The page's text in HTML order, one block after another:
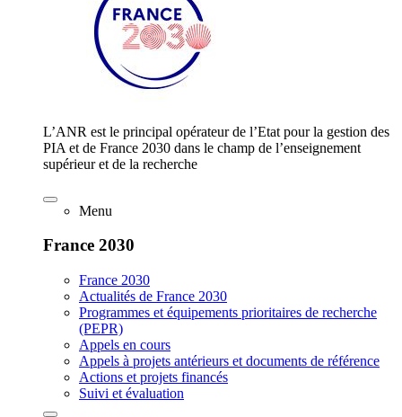
L’ANR est le principal opérateur de l’Etat pour la gestion des
PIA et de France 2030 dans le champ de l’enseignement
supérieur et de la recherche
Menu
France 2030
France 2030
Actualités de France 2030
Programmes et équipements prioritaires de recherche
(PEPR)
Appels en cours
Appels à projets antérieurs et documents de référence
Actions et projets financés
Suivi et évaluation